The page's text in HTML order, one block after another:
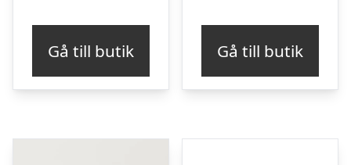
Gå till butik Gå till butik